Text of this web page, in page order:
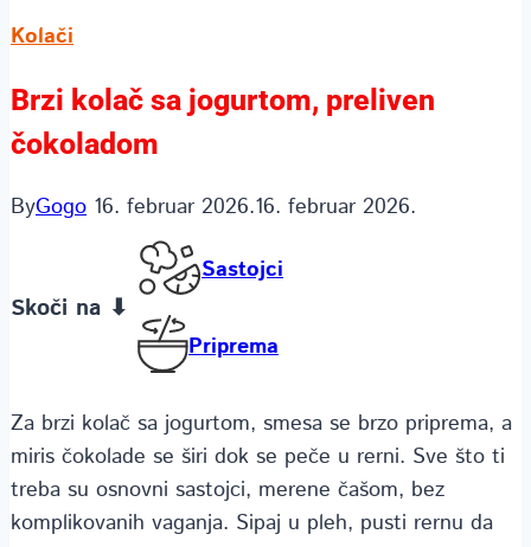
Kolači
Brzi kolač sa jogurtom, preliven
čokoladom
ByGogo 16. februar 2026.16. februar 2026.
Skoči na ⬇
Sastojci
Priprema
Za brzi kolač sa jogurtom, smesa se brzo priprema, a
miris čokolade se širi dok se peče u rerni. Sve što ti
treba su osnovni sastojci, merene čašom, bez
komplikovanih vaganja. Sipaj u pleh, pusti rernu da